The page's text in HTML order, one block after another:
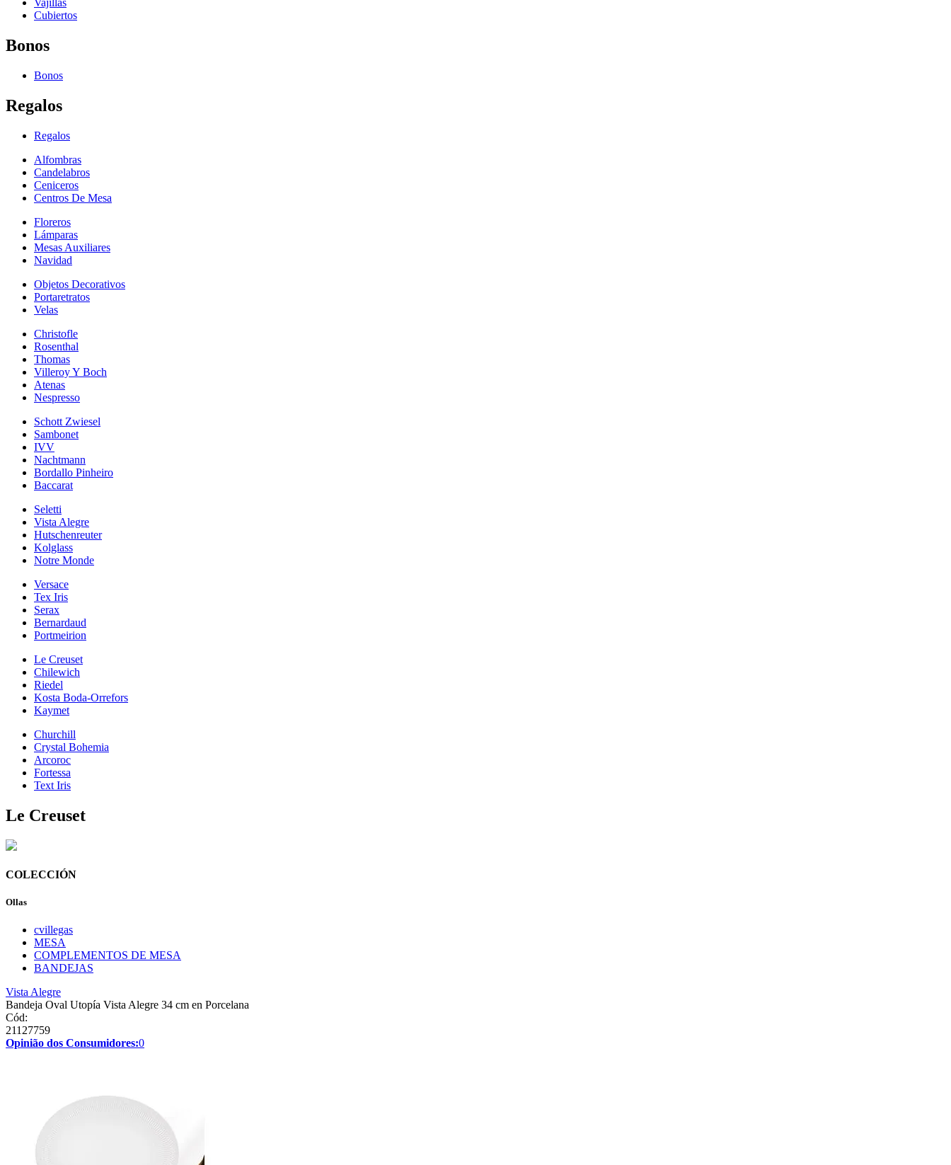
Vajillas
Cubiertos
Bonos
Bonos
Regalos
Regalos
Alfombras
Candelabros
Ceniceros
Centros De Mesa
Floreros
Lámparas
Mesas Auxiliares
Navidad
Objetos Decorativos
Portaretratos
Velas
Christofle
Rosenthal
Thomas
Villeroy Y Boch
Atenas
Nespresso
Schott Zwiesel
Sambonet
IVV
Nachtmann
Bordallo Pinheiro
Baccarat
Seletti
Vista Alegre
Hutschenreuter
Kolglass
Notre Monde
Versace
Tex Iris
Serax
Bernardaud
Portmeirion
Le Creuset
Chilewich
Riedel
Kosta Boda-Orrefors
Kaymet
Churchill
Crystal Bohemia
Arcoroc
Fortessa
Text Iris
Le Creuset
COLECCIÓN
Ollas
cvillegas
MESA
COMPLEMENTOS DE MESA
BANDEJAS
Vista Alegre
Bandeja Oval Utopía Vista Alegre 34 cm en Porcelana
Cód:
21127759
Opinião dos Consumidores:0